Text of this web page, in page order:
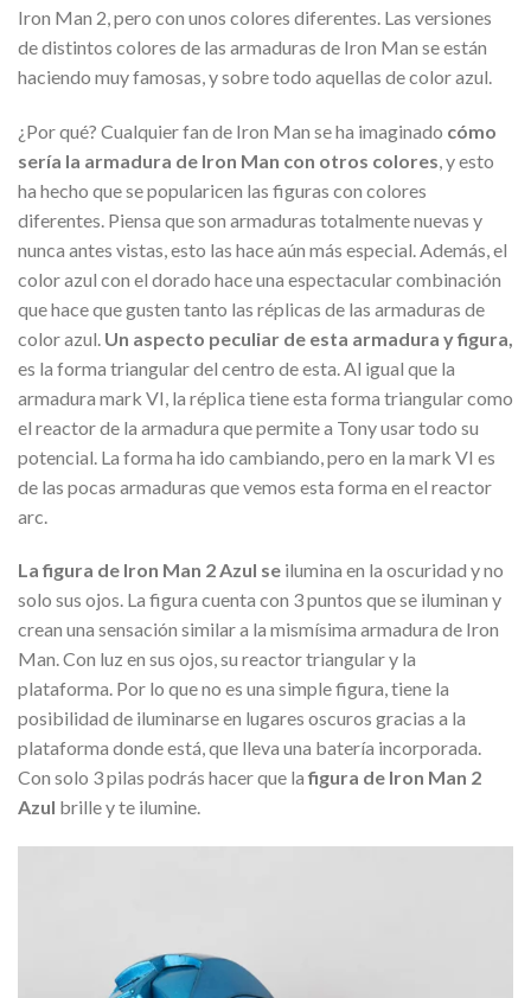
Iron Man 2, pero con unos colores diferentes. Las versiones
de distintos colores de las armaduras de Iron Man se están
haciendo muy famosas, y sobre todo aquellas de color azul.
¿Por qué? Cualquier fan de Iron Man se ha imaginado cómo
sería la armadura de Iron Man con otros colores , y esto
ha hecho que se popularicen las figuras con colores
diferentes. Piensa que son armaduras totalmente nuevas y
nunca antes vistas, esto las hace aún más especial. Además, el
color azul con el dorado hace una espectacular combinación
que hace que gusten tanto las réplicas de las armaduras de
color azul. Un aspecto peculiar de esta armadura y figura,
es la forma triangular del centro de esta. Al igual que la
armadura mark VI, la réplica tiene esta forma triangular como
el reactor de la armadura que permite a Tony usar todo su
potencial. La forma ha ido cambiando, pero en la mark VI es
de las pocas armaduras que vemos esta forma en el reactor
arc.
La figura de Iron Man 2 Azul se ilumina en la oscuridad y no
solo sus ojos. La figura cuenta con 3 puntos que se iluminan y
crean una sensación similar a la mismísima armadura de Iron
Man. Con luz en sus ojos, su reactor triangular y la
plataforma. Por lo que no es una simple figura, tiene la
posibilidad de iluminarse en lugares oscuros gracias a la
plataforma donde está, que lleva una batería incorporada.
Con solo 3 pilas podrás hacer que lafigura de Iron Man 2
Azul brille y te ilumine.